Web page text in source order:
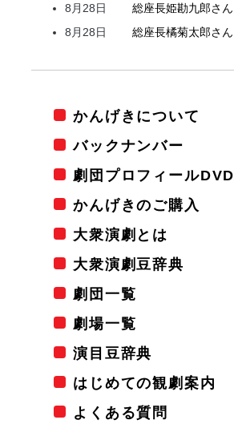
8月28日
総座長姫勘九郎さん
8月28日
総座長橘菊太郎さん
かんげきについて
バックナンバー
劇団プロフィールDVD
かんげきのご購入
大衆演劇とは
大衆演劇豆辞典
劇団一覧
劇場一覧
演目豆辞典
はじめての観劇案内
よくある質問